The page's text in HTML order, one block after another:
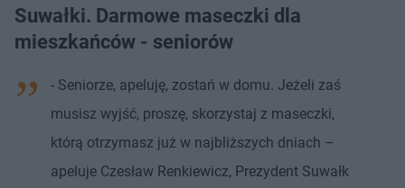
Suwałki. Darmowe maseczki dla
mieszkańców - seniorów
- Seniorze, apeluję, zostań w domu. Jeżeli zaś
musisz wyjść, proszę, skorzystaj z maseczki,
którą otrzymasz już w najbliższych dniach –
apeluje Czesław Renkiewicz, Prezydent Suwałk